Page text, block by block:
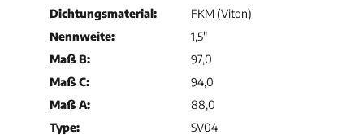
Dichtungsmaterial:
FKM (Viton)
Nennweite:
1,5"
Maß B:
97,0
Maß C:
94,0
Maß A:
88,0
Type:
SV04